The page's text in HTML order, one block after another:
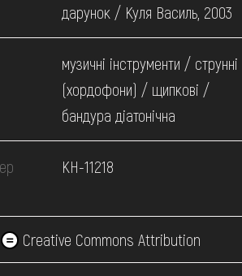
дарунок / Куля Василь, 2003
музичні інструменти / струнні
(хордофони) / щипкові /
бандура діатонічна
КН-11218
Creative Commons Attribution